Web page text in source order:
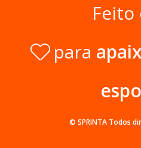
Feito
para
© SPRINTA Todos